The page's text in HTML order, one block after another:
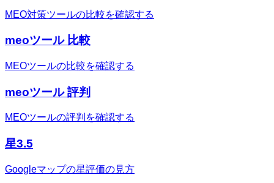
MEO対策ツールの比較を確認する
meoツール 比較
MEOツールの比較を確認する
meoツール 評判
MEOツールの評判を確認する
星3.5
Googleマップの星評価の見方